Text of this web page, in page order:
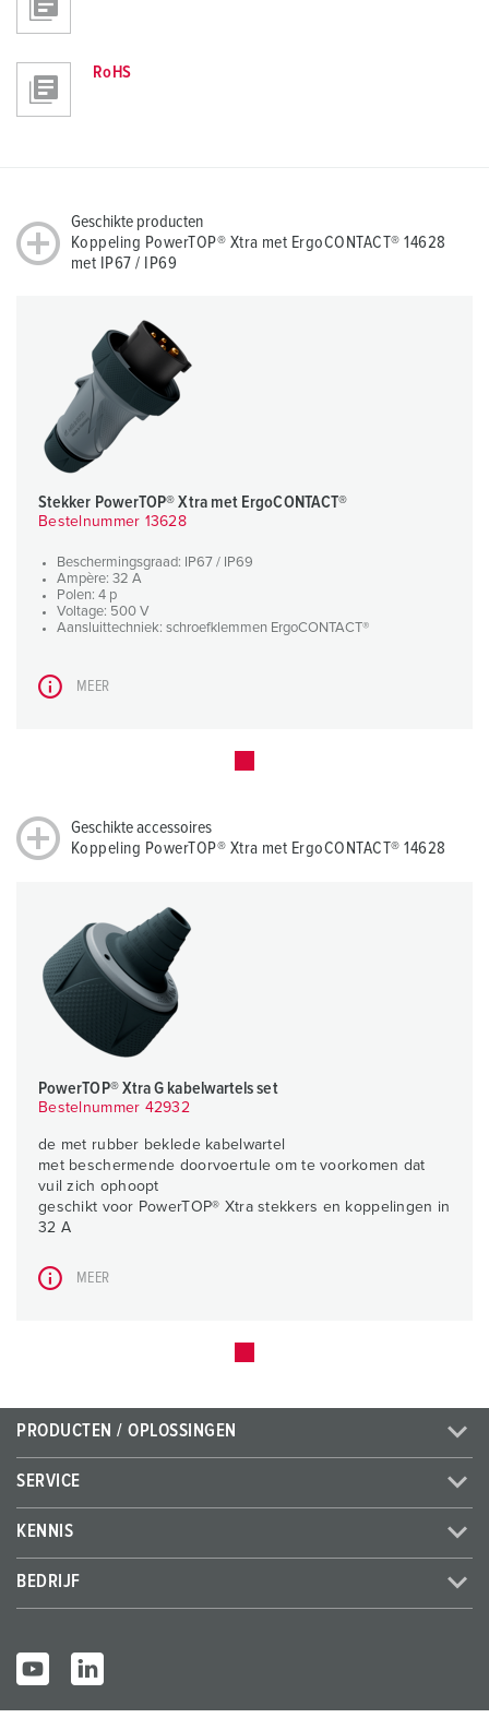
RoHS
Geschikte producten
Koppeling PowerTOP® Xtra met ErgoCONTACT® 14628
met IP67 / IP69
Stekker PowerTOP® Xtra met ErgoCONTACT®
Bestelnummer 13628
Beschermingsgraad: IP67 / IP69
Ampère: 32 A
Polen: 4 p
Voltage: 500 V
Aansluittechniek: schroefklemmen ErgoCONTACT®
MEER
Geschikte accessoires
Koppeling PowerTOP® Xtra met ErgoCONTACT® 14628
PowerTOP® Xtra G kabelwartels set
Bestelnummer 42932
de met rubber beklede kabelwartel
met beschermende doorvoertule om te voorkomen dat
vuil zich ophoopt
geschikt voor PowerTOP® Xtra stekkers en koppelingen in
32 A
MEER
PRODUCTEN / OPLOSSINGEN
SERVICE
KENNIS
BEDRIJF